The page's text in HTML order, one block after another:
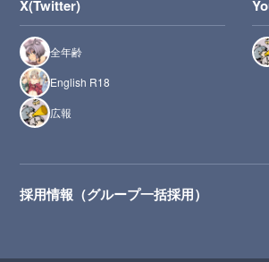
X(Twitter)
全年齢
English R18
広報
採用情報（グループ一括採用）